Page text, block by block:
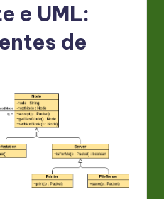
e UML:
de